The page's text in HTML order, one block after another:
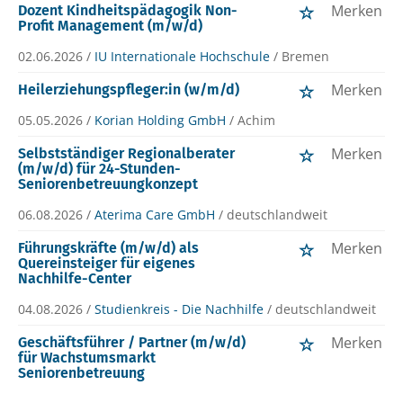
Dozent Kindheitspädagogik Non-
Profit Management (m/w/d)
Merken
02.06.2026 / IU Internationale Hochschule / Bremen
Heilerziehungspfleger:in (w/m/d)
Merken
05.05.2026 / Korian Holding GmbH / Achim
Selbstständiger Regionalberater
(m/w/d) für 24-Stunden-
Seniorenbetreuungkonzept
Merken
06.08.2026 / Aterima Care GmbH / deutschlandweit
Führungskräfte (m/w/d) als
Quereinsteiger für eigenes
Nachhilfe-Center
Merken
04.08.2026 / Studienkreis - Die Nachhilfe / deutschlandweit
Geschäftsführer / Partner (m/w/d)
für Wachstumsmarkt
Seniorenbetreuung
Merken